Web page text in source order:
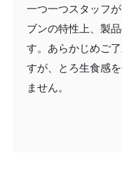
一つ一つスタッフ
ブンの特性上、製
す。あらかじめご
すが、とろ生食感
ません。